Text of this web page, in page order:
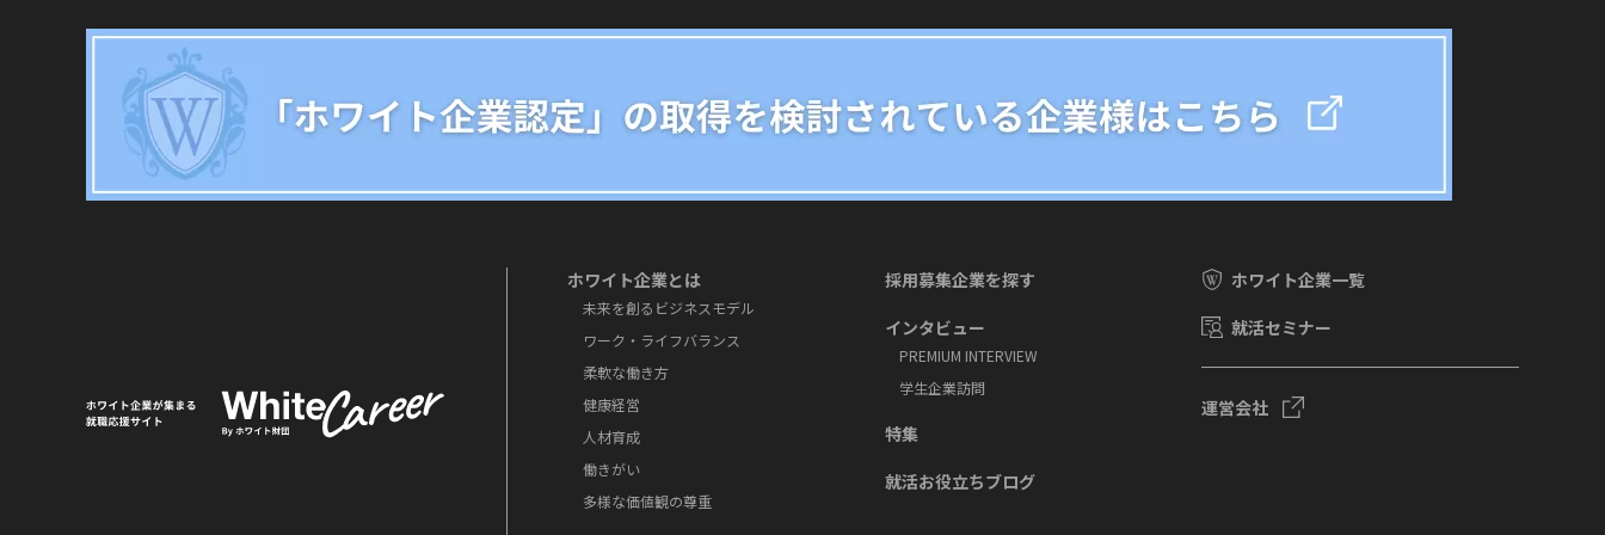
ホワイト企業とは
未来を創るビジネスモデル
ワーク・ライフバランス
柔軟な働き方
健康経営
人材育成
働きがい
多様な価値観の尊重
採⽤募集企業を探す
インタビュー
PREMIUM INTERVIEW
学⽣企業訪問
特集
就活お役⽴ちブログ
ホワイト企業一覧
就活セミナー
運営会社